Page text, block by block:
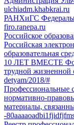
ulchiadm.khabkrai.ru
РАНХиГС
firo.ranepa.ru
Российское
Российская
образовательная
10 ЛЕТ ВМЕСТЕ
трудной жизненной
detyam/2018/#
Профессиональные
нормативно-
материалы,
-